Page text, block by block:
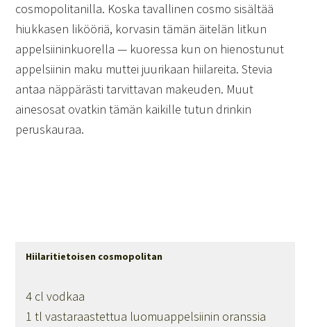
cosmopolitanilla. Koska tavallinen cosmo sisältää
hiukkasen likööriä, korvasin tämän äitelän litkun
appelsiininkuorella — kuoressa kun on hienostunut
appelsiinin maku muttei juurikaan hiilareita. Stevia
antaa näppärästi tarvittavan makeuden. Muut
ainesosat ovatkin tämän kaikille tutun drinkin
peruskauraa.
Hiilaritietoisen cosmopolitan
4 cl vodkaa
1 tl vastaraastettua luomuappelsiinin oranssia